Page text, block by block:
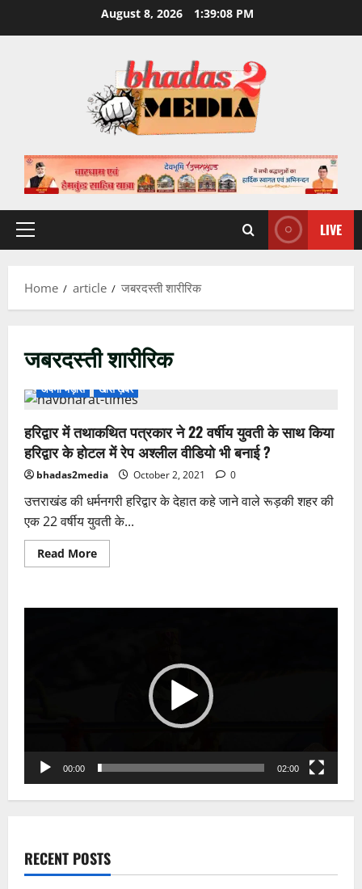
August 8, 2026 1:39:08 PM
Primary
LIVE
Home article जबरदस्ती शारीरिक
जबरदस्ती शारीरिक
अपनी भड़ास खास ख़बर
हरिद्वार में तथाकथित पत्रकार ने 22 वर्षीय युवती के साथ किया
हरिद्वार के होटल में रेप अश्लील वीडियो भी बनाई ?
bhadas2media October 2, 2021 0
उत्तराखंड की धर्मनगरी हरिद्वार के देहात कहे जाने वाले रूड़की शहर की
एक 22 वर्षीय युवती के...
Read MoreRead
more
तथाकथित
रेप
अश्लील
बनाई
00:00 02:00
RECENT POSTS